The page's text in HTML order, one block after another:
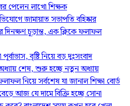
পেলেন লাখো শিক্ষক
জামায়াত সভাপতি বহিষ্কার
চূড়ান্ত, এক ক্লিকে ফলাফল
বৃষ্টি নিয়ে বড় দুঃসংবাদ
শেষ, শুরু হচ্ছে নতুন অধ্যায়
নিয়ে সর্বশেষ যা জানাল শিক্ষা বোর্ড
আজ যে দামে বিক্রি হচ্ছে সোনা